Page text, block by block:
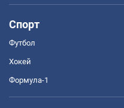
Спорт
Футбол
Хокей
Формула-1